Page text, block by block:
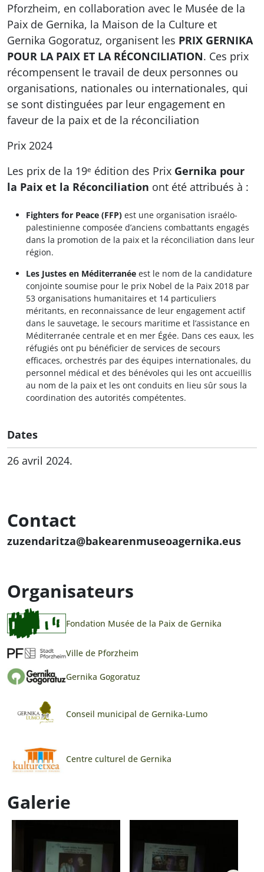
Pforzheim, en collaboration avec le Musée de la
Paix de Gernika, la Maison de la Culture et
Gernika Gogoratuz, organisent les PRIX GERNIKA
POUR LA PAIX ET LA RÉCONCILIATION. Ces prix
récompensent le travail de deux personnes ou
organisations, nationales ou internationales, qui
se sont distinguées par leur engagement en
faveur de la paix et de la réconciliation
Prix 2024
Les prix de la 19ᵉ édition des Prix Gernika pour
la Paix et la Réconciliation ont été attribués à :
Fighters for Peace (FFP) est une organisation israélo-
palestinienne composée d’anciens combattants engagés
dans la promotion de la paix et la réconciliation dans leur
région.
Les Justes en Méditerranée est le nom de la candidature
conjointe soumise pour le prix Nobel de la Paix 2018 par
53 organisations humanitaires et 14 particuliers
méritants, en reconnaissance de leur engagement actif
dans le sauvetage, le secours maritime et l’assistance en
Méditerranée centrale et en mer Égée. Dans ces eaux, les
réfugiés ont pu bénéficier de services de secours
efficaces, orchestrés par des équipes internationales, du
personnel médical et des bénévoles qui les ont accueillis
au nom de la paix et les ont conduits en lieu sûr sous la
coordination des autorités compétentes.
Dates
26 avril 2024.
Contact
zuzendaritza@bakearenmuseoagernika.eus
Organisateurs
Fondation Musée de la Paix de Gernika
Ville de Pforzheim
Gernika Gogoratuz
Conseil municipal de Gernika-Lumo
Centre culturel de Gernika
Galerie